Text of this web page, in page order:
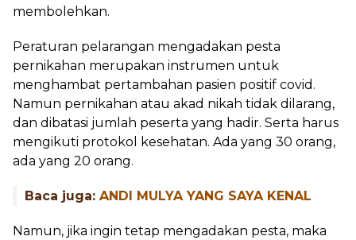
membolehkan.
Peraturan pelarangan mengadakan pesta
pernikahan merupakan instrumen untuk
menghambat pertambahan pasien positif covid.
Namun pernikahan atau akad nikah tidak dilarang,
dan dibatasi jumlah peserta yang hadir. Serta harus
mengikuti protokol kesehatan. Ada yang 30 orang,
ada yang 20 orang.
Baca juga: ANDI MULYA YANG SAYA KENAL
Namun, jika ingin tetap mengadakan pesta, maka